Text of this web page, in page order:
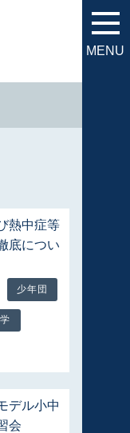
MENU
熱中症等
底につい
少年団
デル小中
会